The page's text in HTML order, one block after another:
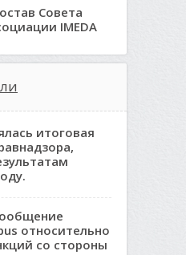
Совета
IMEDA
итоговая
относительно
со стороны